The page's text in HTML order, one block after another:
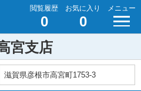
閲覧履歴
0
お気に入り
0
メニュー
宮支店
滋賀県彦根市高宮町1753-3